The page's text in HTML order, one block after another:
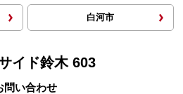
白河市
イド鈴木 603
問い合わせ